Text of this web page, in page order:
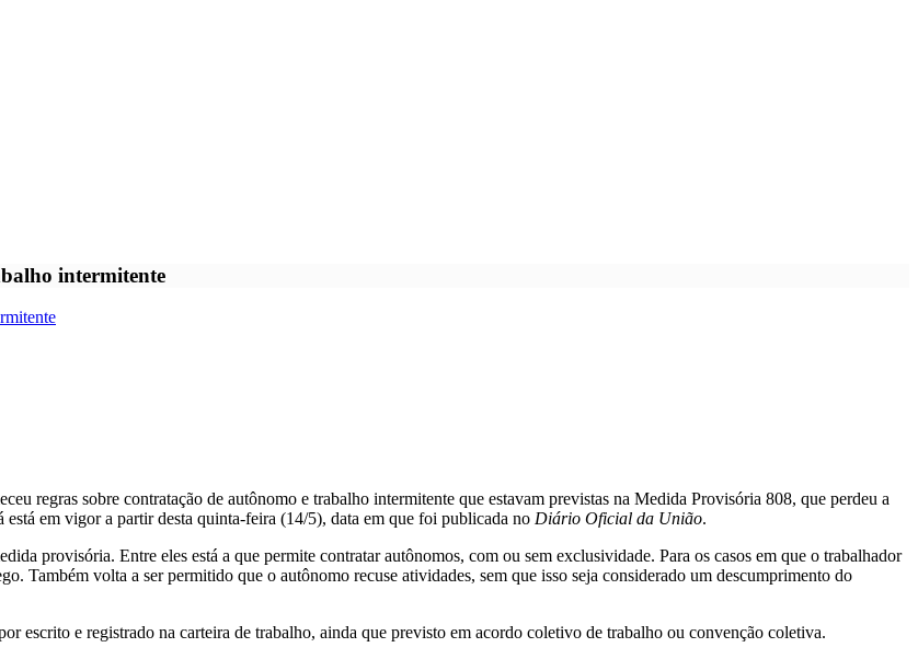
intermitente
regras sobre contratação de autônomo e trabalho intermitente que estavam previstas na Medida Provisória 808, que perdeu a
em vigor a partir desta quinta-feira (14/5), data em que foi publicada no Diário Oficial da União.
provisória. Entre eles está a que permite contratar autônomos, com ou sem exclusividade. Para os casos em que o trabalhador
Também volta a ser permitido que o autônomo recuse atividades, sem que isso seja considerado um descumprimento do
escrito e registrado na carteira de trabalho, ainda que previsto em acordo coletivo de trabalho ou convenção coletiva.